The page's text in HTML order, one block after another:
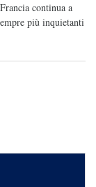
continua a
più inquietanti